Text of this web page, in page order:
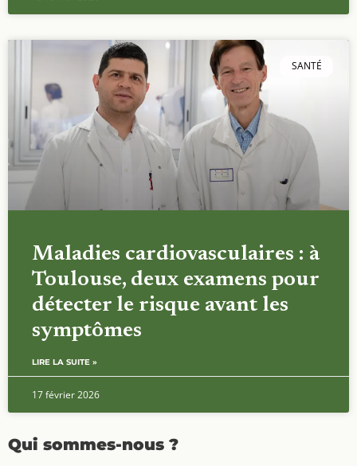
SANTÉ
Maladies cardiovasculaires : à
Toulouse, deux examens pour
détecter le risque avant les
symptômes
LIRE LA SUITE »
17 février 2026
Qui sommes-nous ?